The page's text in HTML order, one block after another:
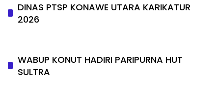
DINAS PTSP KONAWE UTARA KARIKATUR
2026
WABUP KONUT HADIRI PARIPURNA HUT
SULTRA